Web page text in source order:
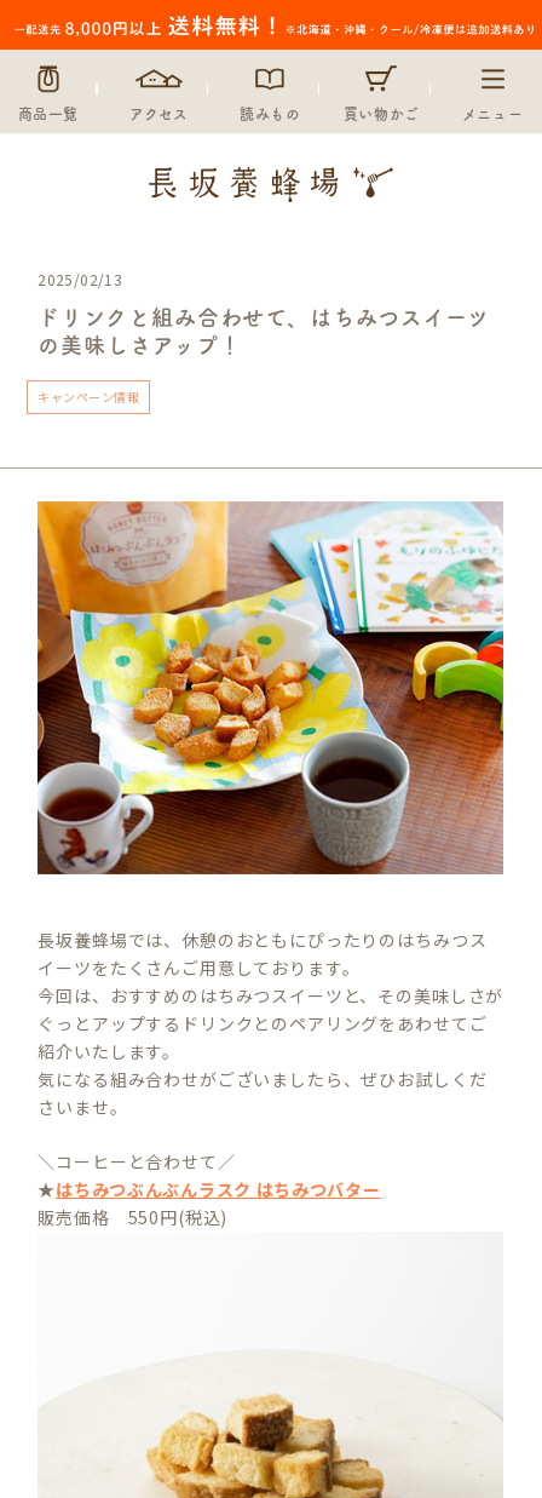
商品一覧 アクセス 読みもの 買い物かご メニュー
2025/02/13
ドリンクと組み合わせて、はちみつスイーツ
の美味しさアップ！
キャンペーン情報
長坂養蜂場では、休憩のおともにぴったりのはちみつス
イーツをたくさんご用意しております。
今回は、おすすめのはちみつスイーツと、その美味しさが
ぐっとアップするドリンクとのペアリングをあわせてご
紹介いたします。
気になる組み合わせがございましたら、ぜひお試しくだ
さいませ。
＼コーヒーと合わせて／
★はちみつぶんぶんラスク はちみつバター
販売価格 550円(税込)